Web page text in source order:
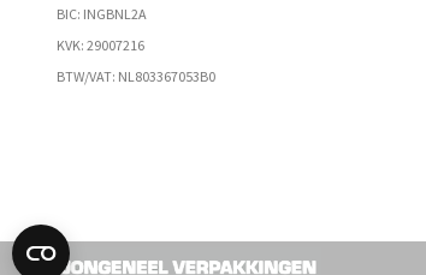
BIC: INGBNL2A
KVK: 29007216
BTW/VAT: NL803367053B0